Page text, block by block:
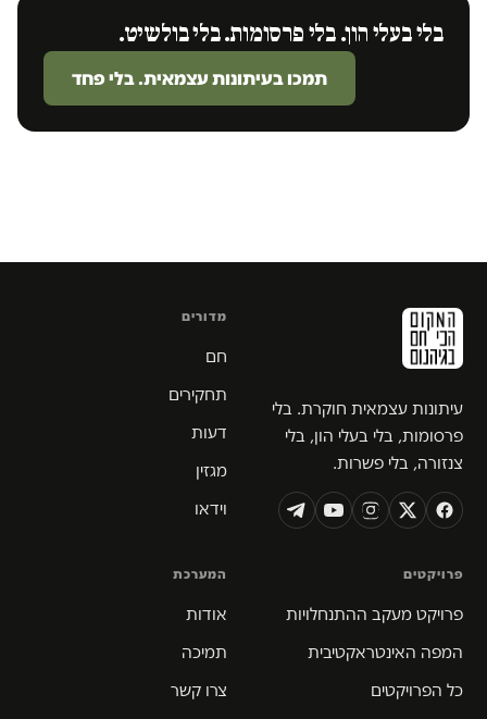
בלי בעלי הון. בלי פרסומות. בלי בולשיט.
תמכו בעיתונות עצמאית. בלי פחד
עיתונות עצמאית חוקרת. בלי
פרסומות, בלי בעלי הון, בלי
צנזורה, בלי פשרות.
מדורים
חם
תחקירים
דעות
מגזין
וידאו
פרויקטים
פרויקט מעקב ההתנחלויות
המפה האינטראקטיבית
כל הפרויקטים
המערכת
אודות
תמיכה
צרו קשר